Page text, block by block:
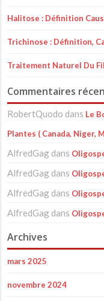
Halitose : Définition
Trichinose : Définition,
Traitement Naturel Du
Commentaires
RobertQuodo dans Le
Plantes ( Canada, Niger,
AlfredGag dans
AlfredGag dans
AlfredGag dans
AlfredGag dans
Archives
mars 2025
novembre 2024